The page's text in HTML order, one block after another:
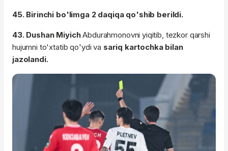
45. Birinchi bo'limga 2 daqiqa qo'shib berildi.
43. Dushan MiyichAbdurahmonovni yiqitib, tezkor qarshi
hujumni to'xtatib qo'ydi va sariq kartochka bilan
jazolandi.